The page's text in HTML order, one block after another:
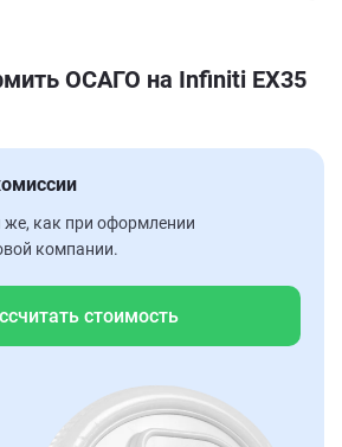
ОСАГО на Infiniti EX35
же, как при оформлении
компании.
стоимость